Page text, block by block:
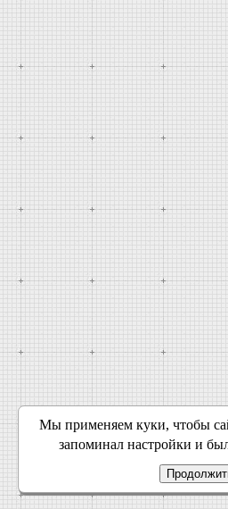
Мы применяем куки, чтобы
запоминал настройки и